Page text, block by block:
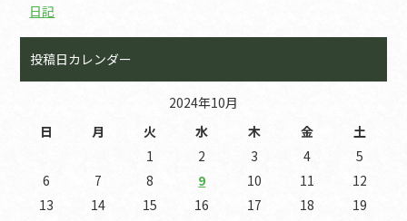
日記
投稿日カレンダー
2024年10月
日
月 火 水 木 金 土
1 2 3 4
5
6
7 8 9 10 11
12
13
14 15 16 17 18
19